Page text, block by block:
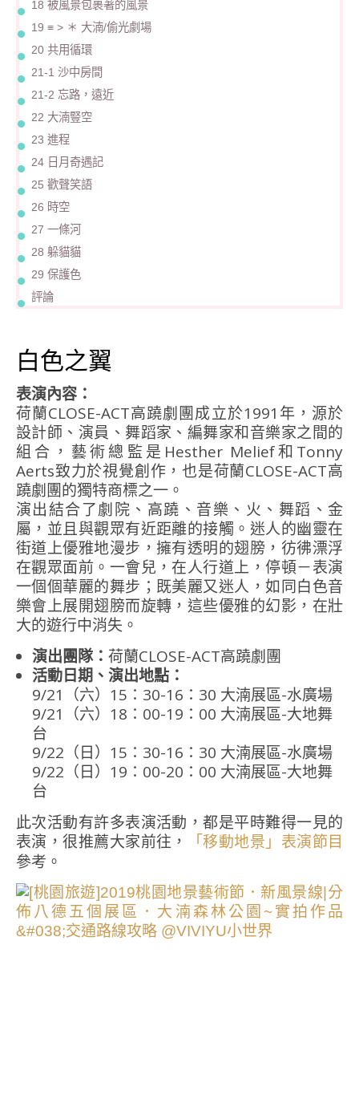
18 被風景包裹著的風景
19 ≡ > ＊ 大湳/偷光劇場
20 共用循環
21-1 沙中房間
21-2 忘路，遠近
22 大湳豎空
23 進程
24 日月奇遇記
25 歡聲笑語
26 時空
27 一條河
28 躲貓貓
29 保護色
評論
白色之翼
表演內容：
荷蘭CLOSE-ACT高蹺劇團成立於1991年，源於
設計師、演員、舞蹈家、編舞家和音樂家之間的
組合，藝術總監是Hesther Melief和Tonny
Aerts致力於視覺創作，也是荷蘭CLOSE-ACT高
蹺劇團的獨特商標之一。
演出結合了劇院、高蹺、音樂、火、舞蹈、金
屬，並且與觀眾有近距離的接觸。迷人的幽靈在
街道上優雅地漫步，擁有透明的翅膀，彷彿漂浮
在觀眾面前。一會兒，在人行道上，停頓－表演
一個個華麗的舞步；既美麗又迷人，如同白色音
樂會上展開翅膀而旋轉，這些優雅的幻影，在壯
大的遊行中消失。
演出團隊： 荷蘭CLOSE-ACT高蹺劇團
活動日期、演出地點：
9/21（六）15：30-16：30 大湳展區-水廣場
9/21（六）18：00-19：00 大湳展區-大地舞
台
9/22（日）15：30-16：30 大湳展區-水廣場
9/22（日）19：00-20：00 大湳展區-大地舞
台
此次活動有許多表演活動，都是平時難得一見的
表演，很推薦大家前往，
「移動地景」表演節目
參考。